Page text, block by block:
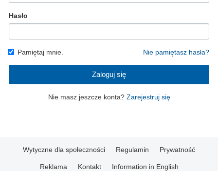
Hasło
Pamiętaj mnie. Nie pamiętasz hasła?
Zaloguj się
Nie masz jeszcze konta? Zarejestruj się
Wytyczne dla społeczności Regulamin Prywatność
Reklama Kontakt Information in English